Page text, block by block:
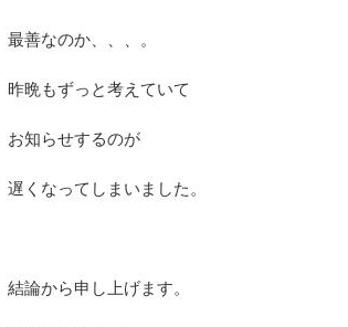
最善なのか、、、。
昨晩もずっと考えていて
お知らせするのが
遅くなってしまいました。
結論から申し上げます。